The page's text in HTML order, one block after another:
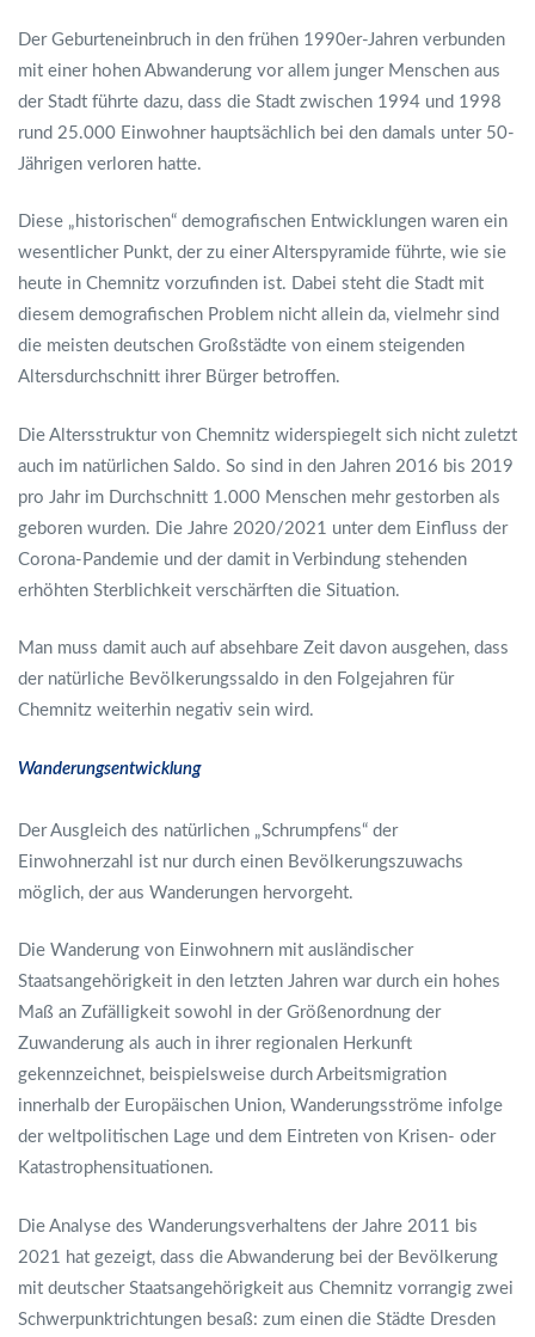
Der Geburteneinbruch in den frühen 1990er-Jahren verbunden
mit einer hohen Abwanderung vor allem junger Menschen aus
der Stadt führte dazu, dass die Stadt zwischen 1994 und 1998
rund 25.000 Einwohner hauptsächlich bei den damals unter 50-
Jährigen verloren hatte.
Diese „historischen“ demografischen Entwicklungen waren ein
wesentlicher Punkt, der zu einer Alterspyramide führte, wie sie
heute in Chemnitz vorzufinden ist. Dabei steht die Stadt mit
diesem demografischen Problem nicht allein da, vielmehr sind
die meisten deutschen Großstädte von einem steigenden
Altersdurchschnitt ihrer Bürger betroffen.
Die Altersstruktur von Chemnitz widerspiegelt sich nicht zuletzt
auch im natürlichen Saldo. So sind in den Jahren 2016 bis 2019
pro Jahr im Durchschnitt 1.000 Menschen mehr gestorben als
geboren wurden. Die Jahre 2020/2021 unter dem Einfluss der
Corona-Pandemie und der damit in Verbindung stehenden
erhöhten Sterblichkeit verschärften die Situation.
Man muss damit auch auf absehbare Zeit davon ausgehen, dass
der natürliche Bevölkerungssaldo in den Folgejahren für
Chemnitz weiterhin negativ sein wird.
Wanderungsentwicklung
Der Ausgleich des natürlichen „Schrumpfens“ der
Einwohnerzahl ist nur durch einen Bevölkerungszuwachs
möglich, der aus Wanderungen hervorgeht.
Die Wanderung von Einwohnern mit ausländischer
Staatsangehörigkeit in den letzten Jahren war durch ein hohes
Maß an Zufälligkeit sowohl in der Größenordnung der
Zuwanderung als auch in ihrer regionalen Herkunft
gekennzeichnet, beispielsweise durch Arbeitsmigration
innerhalb der Europäischen Union, Wanderungsströme infolge
der weltpolitischen Lage und dem Eintreten von Krisen- oder
Katastrophensituationen.
Die Analyse des Wanderungsverhaltens der Jahre 2011 bis
2021 hat gezeigt, dass die Abwanderung bei der Bevölkerung
mit deutscher Staatsangehörigkeit aus Chemnitz vorrangig zwei
Schwerpunktrichtungen besaß: zum einen die Städte Dresden